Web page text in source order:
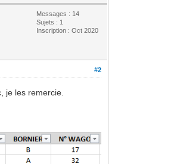
Messages : 14
Sujets : 1
Inscription : Oct 2020
#2
je les remercie.